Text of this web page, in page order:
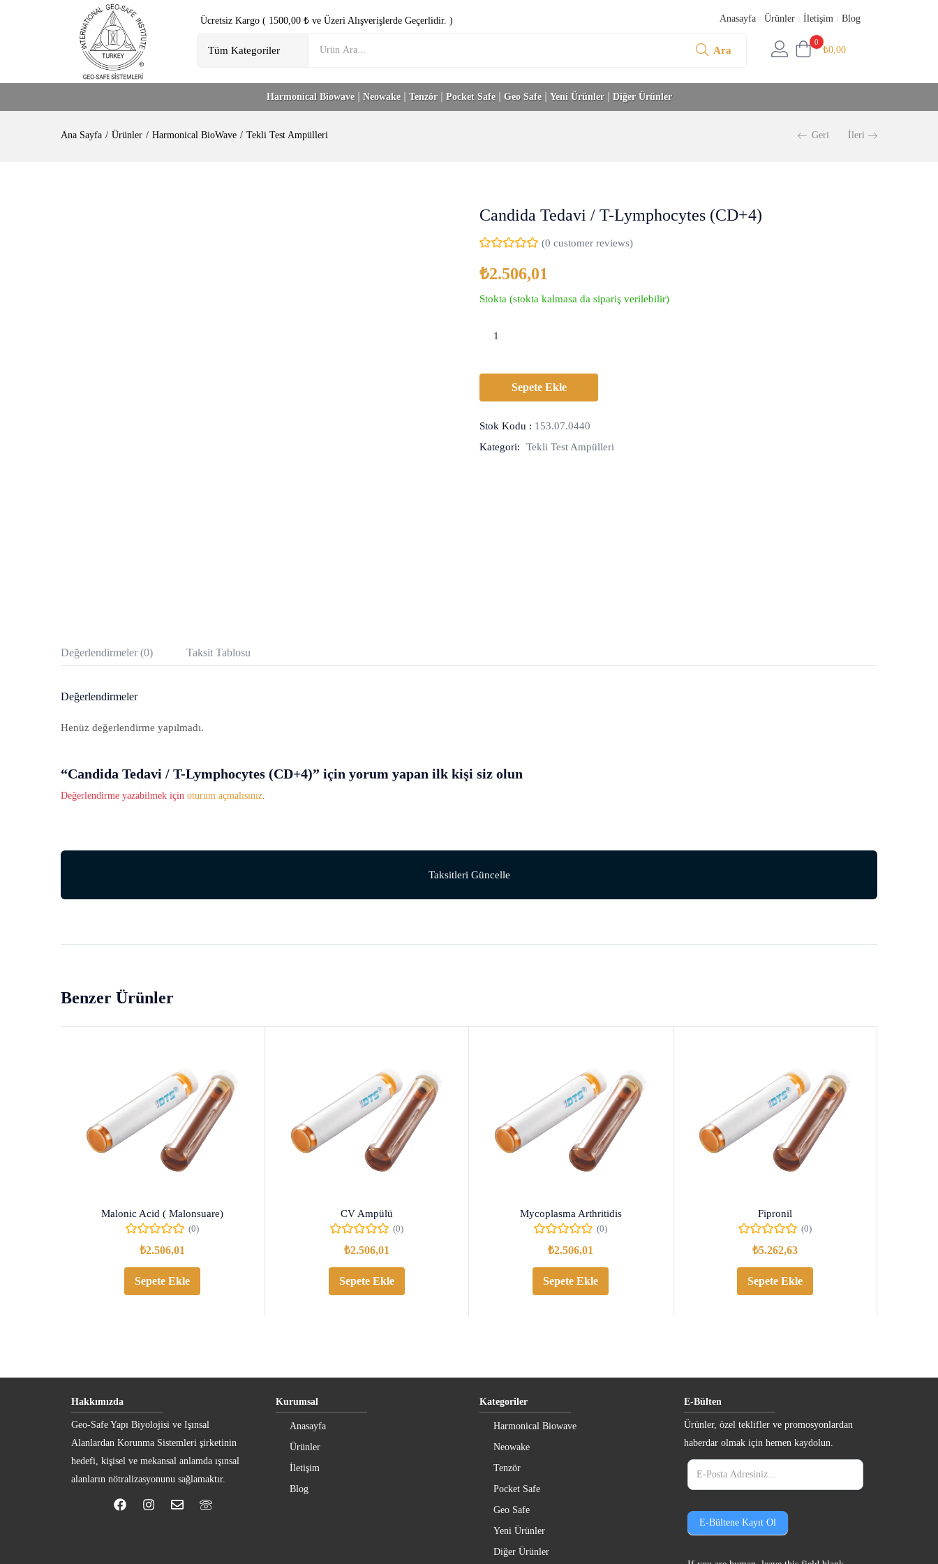
Ücretsiz Kargo ( 1500,00 ₺ ve Üzeri Alışverişlerde Geçerlidir. ) Anasayfa Ürünler İletişim Blog
Ara
0
₺0,00
Harmonical Biowave Neowake Tenzör Pocket Safe Geo Safe Yeni Ürünler Diğer Ürünler
Ana Sayfa Ürünler Harmonical BioWave Tekli Test Ampülleri Geri İleri
Candida Tedavi / T-Lymphocytes (CD+4)
(0 customer reviews)
₺2.506,01
Stokta (stokta kalmasa da sipariş verilebilir)
Sepete Ekle
Stok Kodu : 153.07.0440
Kategori:
Tekli Test Ampülleri
Değerlendirmeler (0) Taksit Tablosu
Değerlendirmeler
Henüz değerlendirme yapılmadı.
“Candida Tedavi / T-Lymphocytes (CD+4)” için yorum yapan ilk kişi siz olun
Değerlendirme yazabilmek için oturum açmalısınız
Taksitleri Güncelle
Benzer Ürünler
Malonic Acid ( Malonsuare)
(0)
₺2.506,01
Sepete Ekle
CV Ampülü
(0)
₺2.506,01
Sepete Ekle
Mycoplasma Arthritidis
(0)
₺2.506,01
Sepete Ekle
Fipronil
(0)
₺5.262,63
Sepete Ekle
Hakkımızda
Geo-Safe Yapı Biyolojisi ve Işınsal
Alanlardan Korunma Sistemleri şirketinin
hedefi, kişisel ve mekansal anlamda ışınsal
alanların nötralizasyonunu sağlamaktır.
Kurumsal
Anasayfa
Ürünler
İletişim
Blog
Kategoriler
Harmonical Biowave
Neowake
Tenzör
Pocket Safe
Geo Safe
Yeni Ürünler
Diğer Ürünler
E-Bülten
Ürünler, özel teklifler ve promosyonlardan
haberdar olmak için hemen kaydolun.
e-
bulten
E-Bültene Kayıt Ol